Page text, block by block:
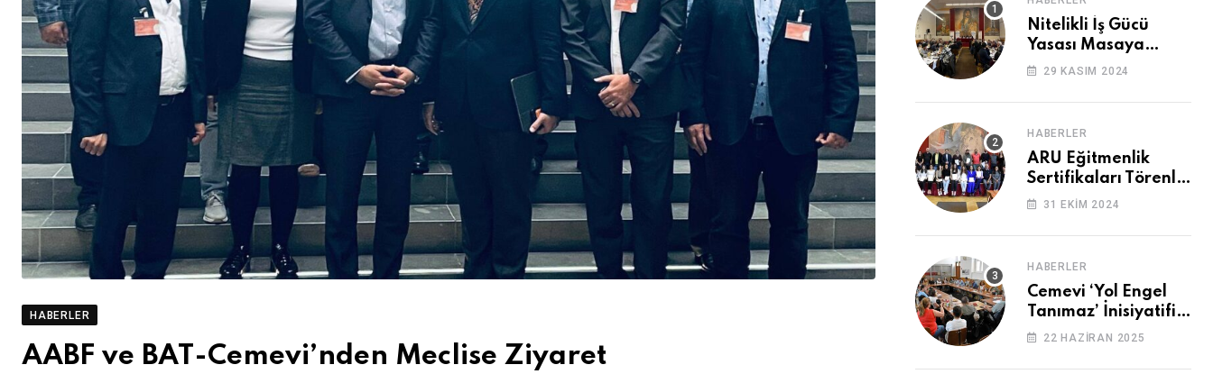
HABERLER
AABF ve BAT-Cemevi’nden Meclise Ziyaret
Nitelikli İş Gücü
Yasası Masaya
Yatırıldı
29 KASIM 2024
HABERLER
ARU Eğitmenlik
Sertifikaları Törenle
Alındı
31 EKIM 2024
HABERLER
Cemevi ‘Yol Engel
Tanımaz’ İnisiyatifi
2. Kez Buluştu
22 HAZIRAN 2025